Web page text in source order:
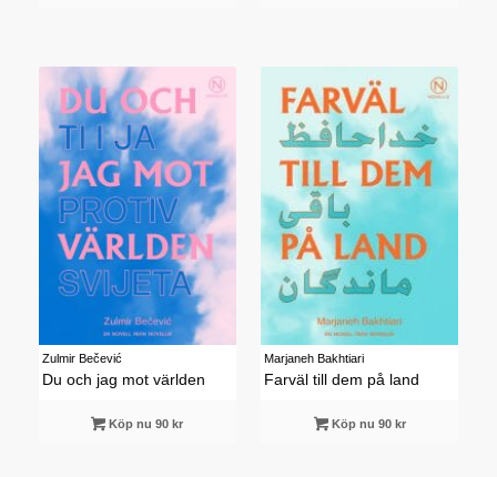
Zulmir Bečević
Du och jag mot världen
Köp nu 90 kr
Marjaneh Bakhtiari
Farväl till dem på land
Köp nu 90 kr